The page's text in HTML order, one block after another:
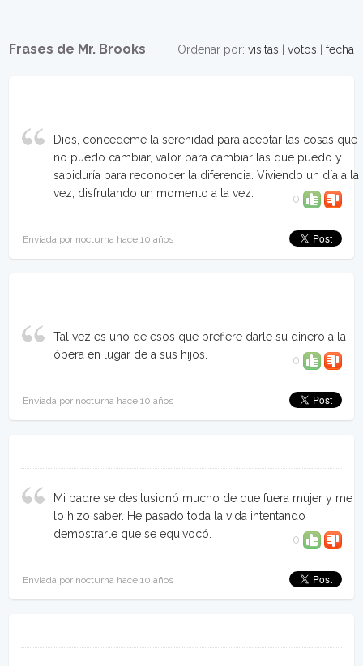
Ordenar por: visitas votos fecha
Frases de Mr. Brooks
Dios, concédeme la serenidad para aceptar las cosas que
no puedo cambiar, valor para cambiar las que puedo y
sabiduría para reconocer la diferencia. Viviendo un día a la
vez, disfrutando un momento a la vez.
0
Enviada por nocturna hace 10 años
Tal vez es uno de esos que prefiere darle su dinero a la
ópera en lugar de a sus hijos.
0
Enviada por nocturna hace 10 años
Mi padre se desilusionó mucho de que fuera mujer y me
lo hizo saber. He pasado toda la vida intentando
demostrarle que se equivocó.
0
Enviada por nocturna hace 10 años